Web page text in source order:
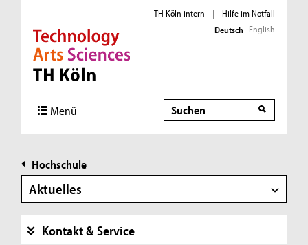
Direkt zur Hauptnavigation
Direkt zur Subnavigation
Direkt zum Inhalt
Direkt zum Fußbereich
TH Köln intern |
Hilfe im Notfall
Deutsch English
Menü Suche
Hochschule
Aktuelles
Kontakt & Service